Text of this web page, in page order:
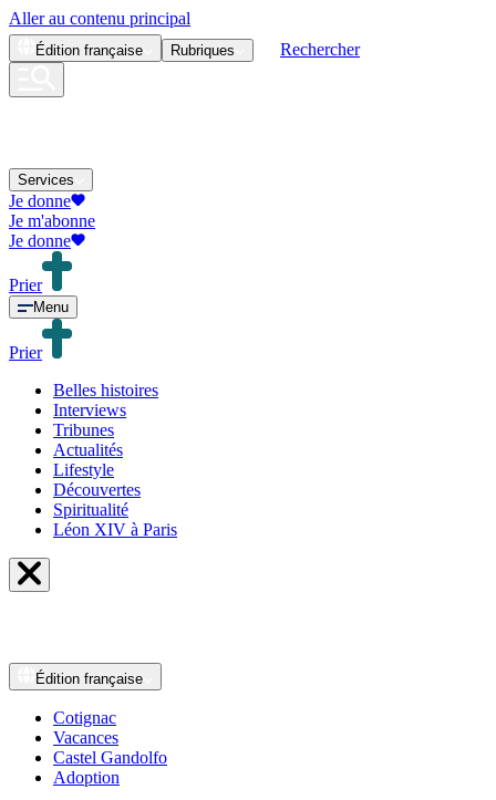
Aller au contenu principal
Édition française Rubriques Rechercher
Services
Je donne
Je m'abonne
Je donne
Prier
Menu
Prier
Belles histoires
Interviews
Tribunes
Actualités
Lifestyle
Découvertes
Spiritualité
Léon XIV à Paris
Édition française
Cotignac
Vacances
Castel Gandolfo
Adoption